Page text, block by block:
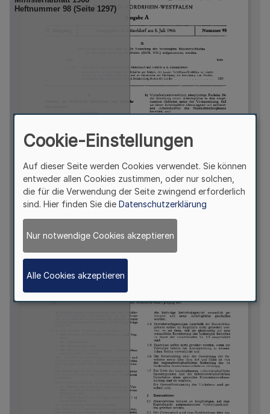
Cookie-Einstellungen
Auf dieser Seite werden Cookies verwendet. Sie können
entweder allen Cookies zustimmen, oder nur solchen,
die für die Verwendung der Seite zwingend erforderlich
sind. Hier finden Sie die Datenschutzerklärung
Nur notwendige Cookies akzeptieren
Alle Cookies akzeptieren